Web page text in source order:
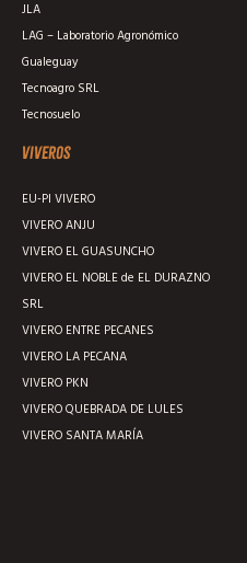
JLA
LAG – Laboratorio Agronómico
Gualeguay
Tecnoagro SRL
Tecnosuelo
Viveros
EU-PI VIVERO
VIVERO ANJU
VIVERO EL GUASUNCHO
VIVERO EL NOBLE de EL DURAZNO
SRL
VIVERO ENTRE PECANES
VIVERO LA PECANA
VIVERO PKN
VIVERO QUEBRADA DE LULES
VIVERO SANTA MARÍA